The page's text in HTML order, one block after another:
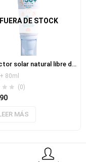
FUERA DE STOCK
Protector solar natural libre de filtros químicos
80ml
(0)
MÁS